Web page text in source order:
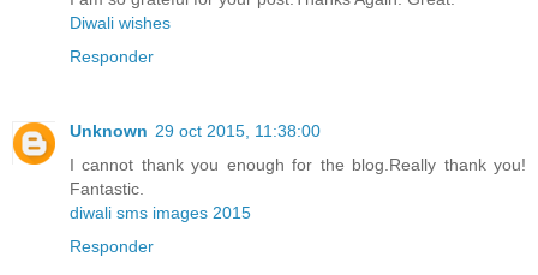
Diwali wishes
Responder
Unknown 29 oct 2015, 11:38:00
I cannot thank you enough for the blog.Really thank you!
Fantastic.
diwali sms images 2015
Responder